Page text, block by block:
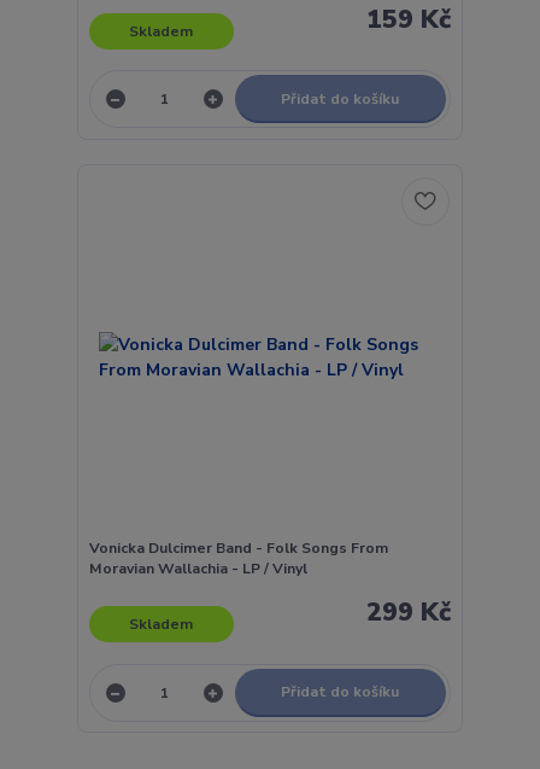
159 Kč
Skladem
Přidat do košíku
Vonicka Dulcimer Band - Folk Songs From
Moravian Wallachia - LP / Vinyl
299 Kč
Skladem
Přidat do košíku